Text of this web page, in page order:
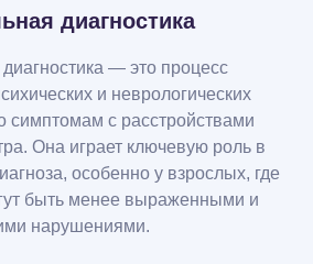
диагностика
— это процесс
и неврологических
симптомам с расстройствами
Она играет ключевую роль в
особенно у взрослых, где
быть менее выраженными и
нарушениями.